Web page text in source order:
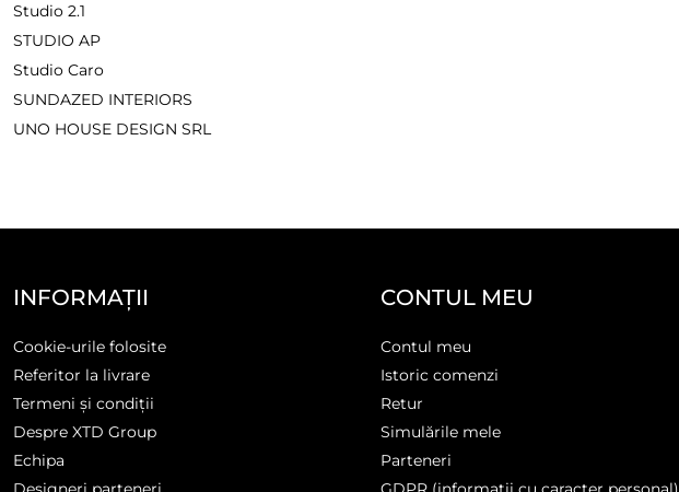
Studio 2.1
STUDIO AP
Studio Caro
SUNDAZED INTERIORS
UNO HOUSE DESIGN SRL
INFORMAȚII
Cookie-urile folosite
Referitor la livrare
Termeni și condiții
Despre XTD Group
Echipa
CONTUL MEU
Contul meu
Istoric comenzi
Retur
Simulările mele
Parteneri